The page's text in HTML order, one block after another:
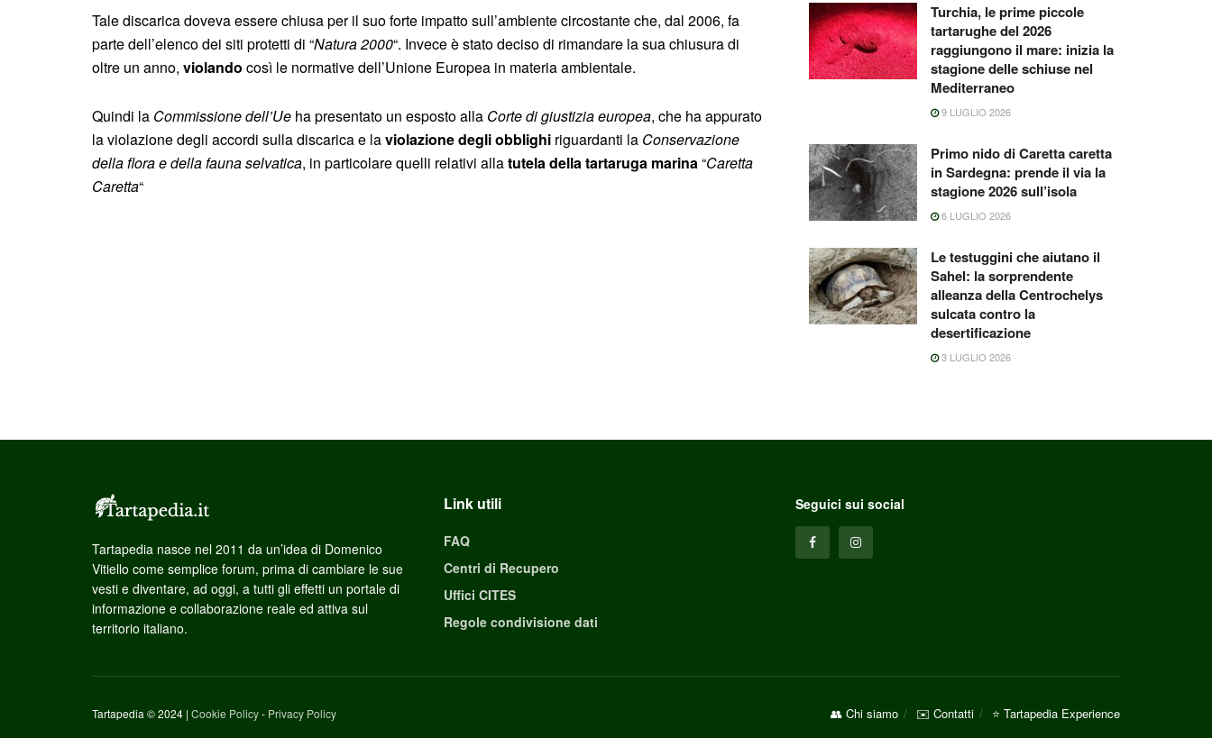
Tale discarica doveva essere chiusa per il suo forte impatto sull’ambiente circostante che, dal 2006, fa
parte dell’elenco dei siti protetti di “Natura 2000“. Invece è stato deciso di rimandare la sua chiusura di
oltre un anno, violando così le normative dell’Unione Europea in materia ambientale.
Quindi la Commissione dell’Ue ha presentato un esposto alla Corte di giustizia europea, che ha appurato
la violazione degli accordi sulla discarica e laviolazione degli obblighi riguardanti la Conservazione
della flora e della fauna selvatica, in particolare quelli relativi allatutela della tartaruga marina “Caretta
Caretta“
Turchia, le prime piccole
tartarughe del 2026
raggiungono il mare: inizia la
stagione delle schiuse nel
Mediterraneo
9 LUGLIO 2026
Primo nido di Caretta caretta
in Sardegna: prende il via la
stagione 2026 sull’isola
6 LUGLIO 2026
Le testuggini che aiutano il
Sahel: la sorprendente
alleanza della Centrochelys
sulcata contro la
desertificazione
3 LUGLIO 2026
Tartapedia nasce nel 2011 da un’idea di Domenico
Vitiello come semplice forum, prima di cambiare le sue
vesti e diventare, ad oggi, a tutti gli effetti un portale di
informazione e collaborazione reale ed attiva sul
territorio italiano.
Link utili
FAQ
Centri di Recupero
Uffici CITES
Regole condivisione dati
Seguici sui social
👥 Chi siamo ✉️ Contatti ⭐ Tartapedia Experience
Tartapedia © 2024 | Cookie Policy- Privacy Policy